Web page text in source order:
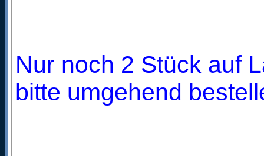
Nur noch 2 Stück auf
bitte umgehend